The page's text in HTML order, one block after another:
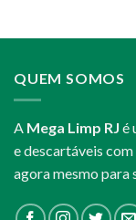
QUEM SOMOS
A Mega Limp RJ é
e descartáveis
agora mesmo para